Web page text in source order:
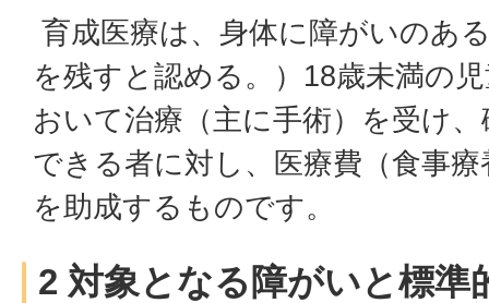
育成医療は、身体に障がいのあ
を残すと認める。）18歳未満の
おいて治療（主に手術）を受け
できる者に対し、医療費（食事
を助成するものです。
2 対象となる障がいと標準